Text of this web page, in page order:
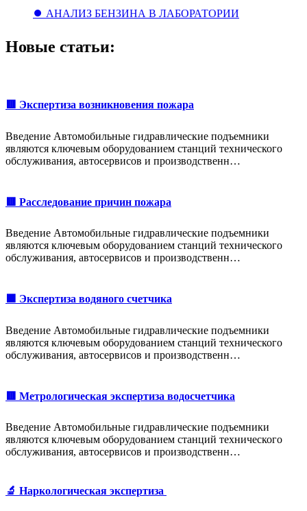
⏺️ АНАЛИЗ БЕНЗИНА В ЛАБОРАТОРИИ
Новые статьи:
🟥 Экспертиза возникновения пожара
Введение Автомобильные гидравлические подъемники
являются ключевым оборудованием станций технического
обслуживания, автосервисов и производственн…
🟥 Расследование причин пожара
Введение Автомобильные гидравлические подъемники
являются ключевым оборудованием станций технического
обслуживания, автосервисов и производственн…
🟩 Экспертиза водяного счетчика
Введение Автомобильные гидравлические подъемники
являются ключевым оборудованием станций технического
обслуживания, автосервисов и производственн…
🟥 Метрологическая экспертиза водосчетчика
Введение Автомобильные гидравлические подъемники
являются ключевым оборудованием станций технического
обслуживания, автосервисов и производственн…
🔬 Наркологическая экспертиза